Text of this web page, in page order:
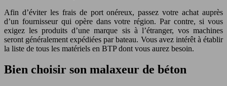
Afin d’éviter les frais de port onéreux, passez votre achat auprès
d’un fournisseur qui opère dans votre région. Par contre, si vous
exigez les produits d’une marque sis à l’étranger, vos machines
seront généralement expédiées par bateau. Vous avez intérêt à établir
la liste de tous les matériels en BTP dont vous aurez besoin.
Bien choisir son malaxeur de béton